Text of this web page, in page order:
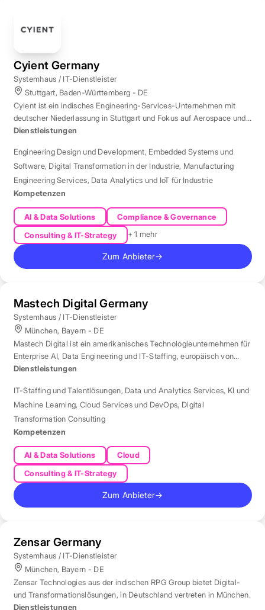
Cyient Germany
Systemhaus / IT-Dienstleister
Stuttgart, Baden-Württemberg - DE
Cyient ist ein indisches Engineering-Services-Unternehmen mit
deutscher Niederlassung in Stuttgart und Fokus auf Aerospace und
Automotive.
Dienstleistungen
Engineering Design und Development, Embedded Systems und
Software, Digital Transformation in der Industrie, Manufacturing
Engineering Services, Data Analytics und IoT für Industrie
Kompetenzen
AI & Data Solutions
Compliance & Governance
Consulting & IT-Strategy
+ 1 mehr
Zum Anbieter→
Mastech Digital Germany
Systemhaus / IT-Dienstleister
München, Bayern - DE
Mastech Digital ist ein amerikanisches Technologieunternehmen für
Enterprise AI, Data Engineering und IT-Staffing, europäisch von
London aus betreut.
Dienstleistungen
IT-Staffing und Talentlösungen, Data und Analytics Services, KI und
Machine Learning, Cloud Services und DevOps, Digital
Transformation Consulting
Kompetenzen
AI & Data Solutions
Cloud
Consulting & IT-Strategy
Zum Anbieter→
Zensar Germany
Systemhaus / IT-Dienstleister
München, Bayern - DE
Zensar Technologies aus der indischen RPG Group bietet Digital-
und Transformationslösungen, in Deutschland vertreten in München.
Dienstleistungen